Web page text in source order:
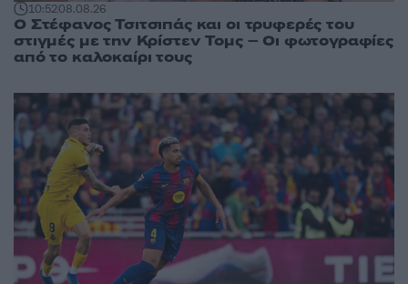
10:5208.08.26
Ο Στέφανος Τσιτσιπάς και οι τρυφερές του
στιγμές με την Κρίστεν Τομς – Οι φωτογραφίες
από το καλοκαίρι τους